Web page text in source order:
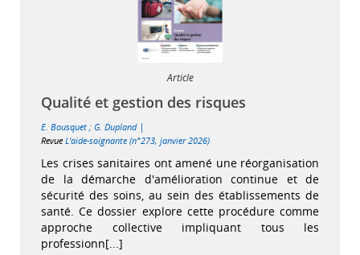
Article
Qualité et gestion des risques
E. Bousquet ; G. Dupland |
Revue L'aide-soignante (n°273, janvier 2026)
Les crises sanitaires ont amené une réorganisation
de la démarche d'amélioration continue et de
sécurité des soins, au sein des établissements de
santé. Ce dossier explore cette procédure comme
approche collective impliquant tous les
professionn[...]